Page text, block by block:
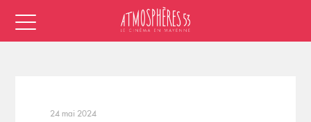
24 mai 2024